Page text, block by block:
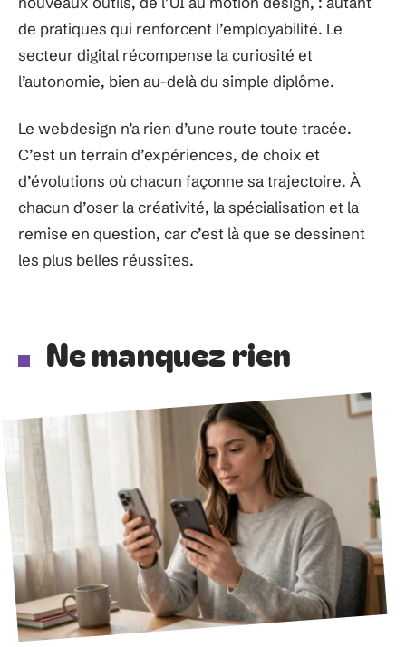
de pratiques qui renforcent l’employabilité. Le
secteur digital récompense la curiosité et
l’autonomie, bien au-delà du simple diplôme.
Le webdesign n’a rien d’une route toute tracée.
C’est un terrain d’expériences, de choix et
d’évolutions où chacun façonne sa trajectoire. À
chacun d’oser la créativité, la spécialisation et la
remise en question, car c’est là que se dessinent
les plus belles réussites.
Ne manquez rien